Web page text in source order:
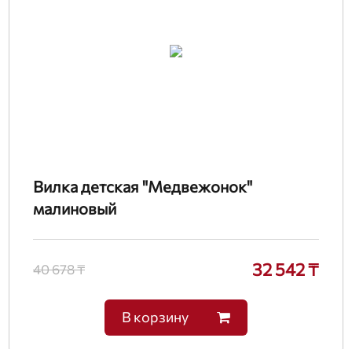
Вилка детская "Медвежонок"
малиновый
40 678 ₸ 32 542 ₸
В корзину